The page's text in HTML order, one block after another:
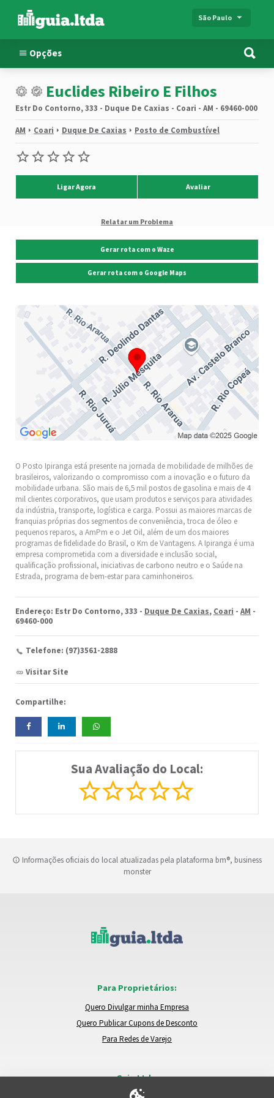
São Paulo
Opções
Euclides Ribeiro E Filhos
Estr Do Contorno, 333 - Duque De Caxias - Coari - AM - 69460-000
AM Coari Duque De Caxias Posto de Combustível
Ligar Agora Avaliar
Relatar um Problema
O Posto Ipiranga está presente na jornada de mobilidade de milhões de
brasileiros, valorizando o compromisso com a inovação e o futuro da
mobilidade urbana. São mais de 6,5 mil postos de gasolina e mais de 4
mil clientes corporativos, que usam produtos e serviços para atividades
da indústria, transporte, logística e carga. Possui as maiores marcas de
franquias próprias dos segmentos de conveniência, troca de óleo e
pequenos reparos, a AmPm e o Jet Oil, além de um dos maiores
programas de fidelidade do Brasil, o Km de Vantagens. A Ipiranga é uma
empresa comprometida com a diversidade e inclusão social,
qualificação profissional, iniciativas de carbono neutro e o Saúde na
Estrada, programa de bem-estar para caminhoneiros.
Endereço: Estr Do Contorno, 333 - Duque De Caxias, Coari - AM -
69460-000
Telefone: (97)3561-2888
Visitar Site
Compartilhe:
Sua Avaliação do Local:
Gerar rota com o Waze
Gerar rota com o Google Maps
Informações oficiais do local atualizadas pela plataforma bm®, business
monster
Para Proprietários:
Quero Divulgar minha Empresa
Quero Publicar Cupons de Desconto
Para Redes de Varejo
Guia.Ltda: